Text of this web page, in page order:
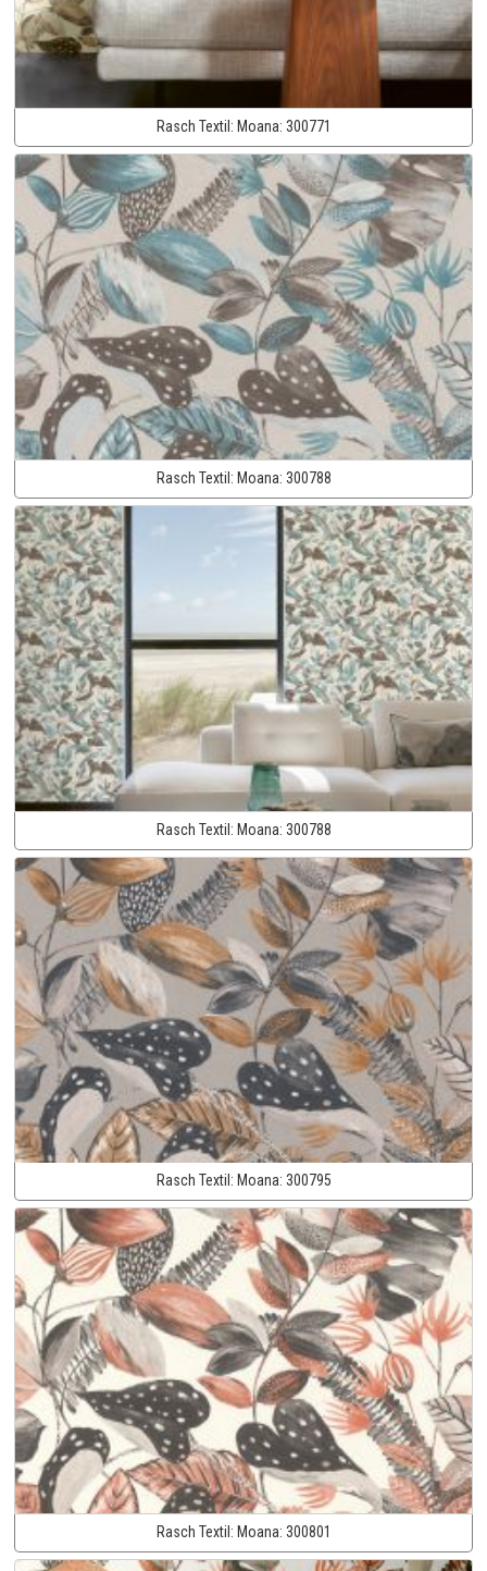
Rasch Textil: Moana: 300771
Rasch Textil: Moana: 300788
Rasch Textil: Moana: 300788
Rasch Textil: Moana: 300795
Rasch Textil: Moana: 300801